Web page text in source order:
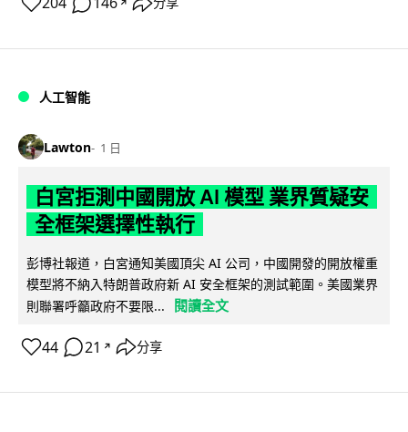
↗
人工智能
Lawton 1 日
白宮拒測中國開放 AI 模型 業界質疑安
全框架選擇性執行
彭博社報道，白宮通知美國頂尖 AI 公司，中國開發的開放權重
模型將不納入特朗普政府新 AI 安全框架的測試範圍。美國業界
則聯署呼籲政府不要限...
閱讀全文
44 21 ↗ 分享